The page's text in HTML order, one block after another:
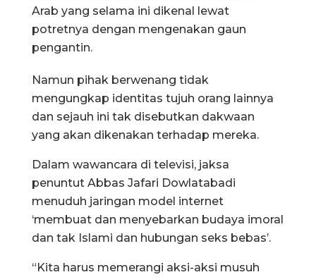
Arab yang selama ini dikenal lewat
potretnya dengan mengenakan gaun
pengantin.
Namun pihak berwenang tidak
mengungkap identitas tujuh orang lainnya
dan sejauh ini tak disebutkan dakwaan
yang akan dikenakan terhadap mereka.
Dalam wawancara di televisi, jaksa
penuntut Abbas Jafari Dowlatabadi
menuduh jaringan model internet
‘membuat dan menyebarkan budaya imoral
dan tak Islami dan hubungan seks bebas’.
“Kita harus memerangi aksi-aksi musuh